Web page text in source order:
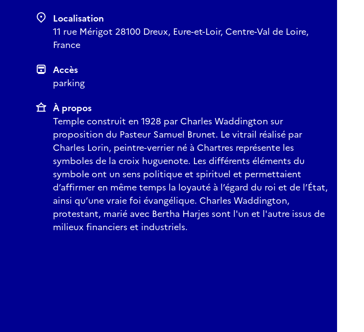
Localisation
11 rue Mérigot 28100 Dreux, Eure-et-Loir, Centre-Val de Loire,
France
Accès
parking
À propos
Temple construit en 1928 par Charles Waddington sur
proposition du Pasteur Samuel Brunet. Le vitrail réalisé par
Charles Lorin, peintre-verrier né à Chartres représente les
symboles de la croix huguenote. Les différents éléments du
symbole ont un sens politique et spirituel et permettaient
d’affirmer en même temps la loyauté à l’égard du roi et de l’État,
ainsi qu’une vraie foi évangélique. Charles Waddington,
protestant, marié avec Bertha Harjes sont l'un et l'autre issus de
milieux financiers et industriels.